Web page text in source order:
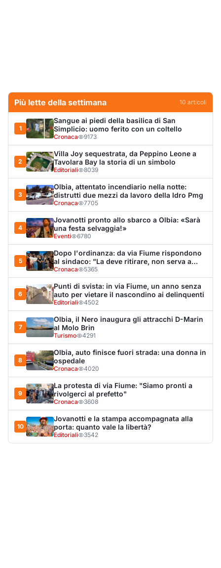
Più lette della settimana 10 articoli
1
Sangue ai piedi della basilica di San
Simplicio: uomo ferito con un coltello
Cronaca 9173
2
Villa Joy sequestrata, da Peppino Leone a
Tavolara Bay la storia di un simbolo
Editoriali 8039
3
Olbia, attentato incendiario nella notte:
distrutti due mezzi da lavoro della Idro Pmg
Cronaca 7705
4
Jovanotti pronto allo sbarco a Olbia: «Sarà
una festa selvaggia!»
Eventi 6780
5
Dopo l'ordinanza: da via Fiume rispondono
al sindaco: "La deve ritirare, non serva a
nulla"
Cronaca 5365
6
Punti di svista: in via Fiume, un anno senza
auto per vietare il nascondino ai delinquenti
Editoriali 4502
7
Olbia, il Nero inaugura gli attracchi D-Marin
al Molo Brin
Turismo 4291
8
Olbia, auto finisce fuori strada: una donna in
ospedale
Cronaca 4020
9
La protesta di via Fiume: "Siamo pronti a
rivolgerci al prefetto"
Cronaca 3608
10
Jovanotti e la stampa accompagnata alla
porta: quanto vale la libertà?
Editoriali 3542